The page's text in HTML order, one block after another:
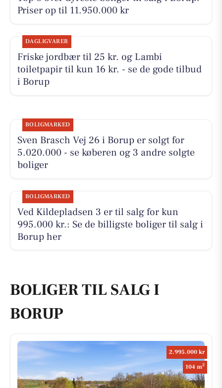
Priser op til 11.950.000 kr
DAGLIGVARER
Friske jordbær til 25 kr. og Lambi
toiletpapir til kun 16 kr. - se de gode tilbud
i Borup
BOLIGMARKED
Sven Brasch Vej 26 i Borup er solgt for
5.020.000 - se køberen og 3 andre solgte
boliger
BOLIGMARKED
Ved Kildepladsen 3 er til salg for kun
995.000 kr.: Se de billigste boliger til salg i
Borup her
BOLIGER TIL SALG I
BORUP
2.995.000 kr
104 m2